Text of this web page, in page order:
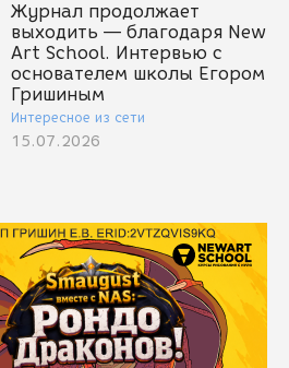
Журнал продолжает
выходить — благодаря New
Art School. Интервью с
основателем школы Егором
Гришиным
Интересное из сети
15.07.2026